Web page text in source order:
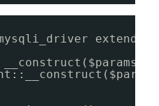
extends